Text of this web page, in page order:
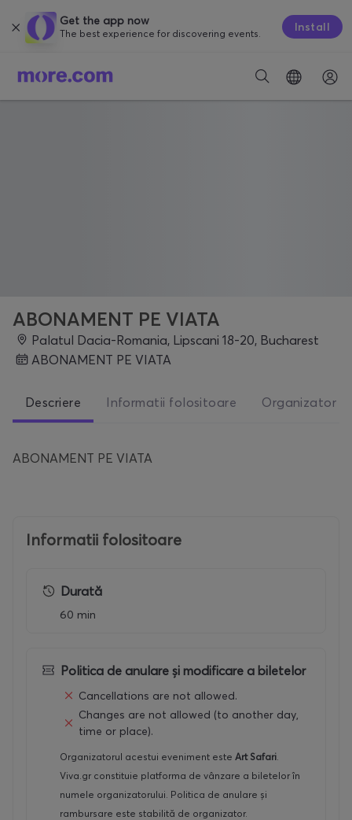
Get the app now
The best experience for discovering events. Install
ABONAMENT PE VIATA
Palatul Dacia-Romania, Lipscani 18-20, Bucharest
ABONAMENT PE VIATA
Descriere Informatii folositoare Organizator
ABONAMENT PE VIATA
Informatii folositoare
Durată
60 min
Politica de anulare și modificare a biletelor
Cancellations are not allowed.
Changes are not allowed (to another day,
time or place).
Organizatorul acestui eveniment este Art Safari.
Viva.gr constituie platforma de vânzare a biletelor în
numele organizatorului. Politica de anulare și
rambursare este stabilită de organizator.